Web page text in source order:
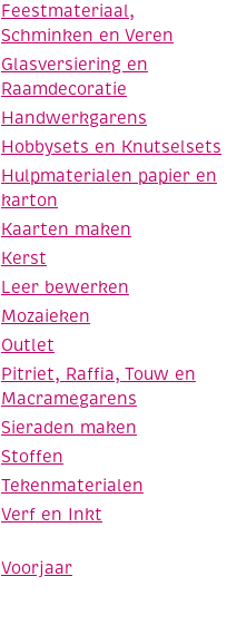
Feestmateriaal,
Schminken en Veren
Glasversiering en
Raamdecoratie
Handwerkgarens
Hobbysets en Knutselsets
Hulpmaterialen papier en
karton
Kaarten maken
Kerst
Leer bewerken
Mozaieken
Outlet
Pitriet, Raffia, Touw en
Macramegarens
Sieraden maken
Stoffen
Tekenmaterialen
Verf en Inkt
Voorjaar